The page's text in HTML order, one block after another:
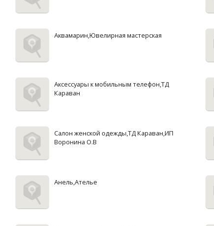
Аквамарин,Ювелирная мастерская
Аксессуары к мобильным телефон,ТД
Караван
Салон женской одежды,ТД Караван,ИП
Воронина О.В
Анель,Ателье